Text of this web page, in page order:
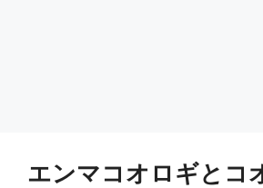
エンマコオロギとコ